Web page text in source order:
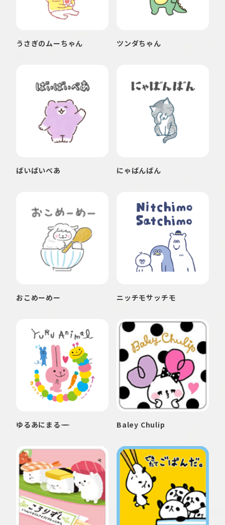
うさぎのムーちゃん ツンダちゃん
ばいばいべあ にゃばんばん
おこめーめー ニッチモサッチモ
ゆるあにまる Baley Chulip